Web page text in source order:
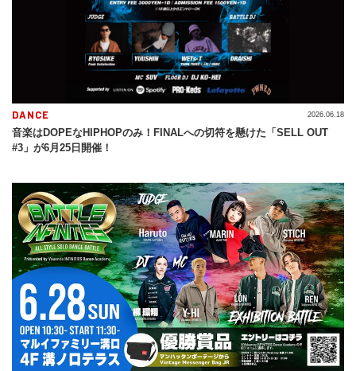
DANCE
音楽はDOPEなHIPHOPのみ！FINALへの切符を懸けた「SELL OUT
#3」が6月25日開催！
2026.06.18